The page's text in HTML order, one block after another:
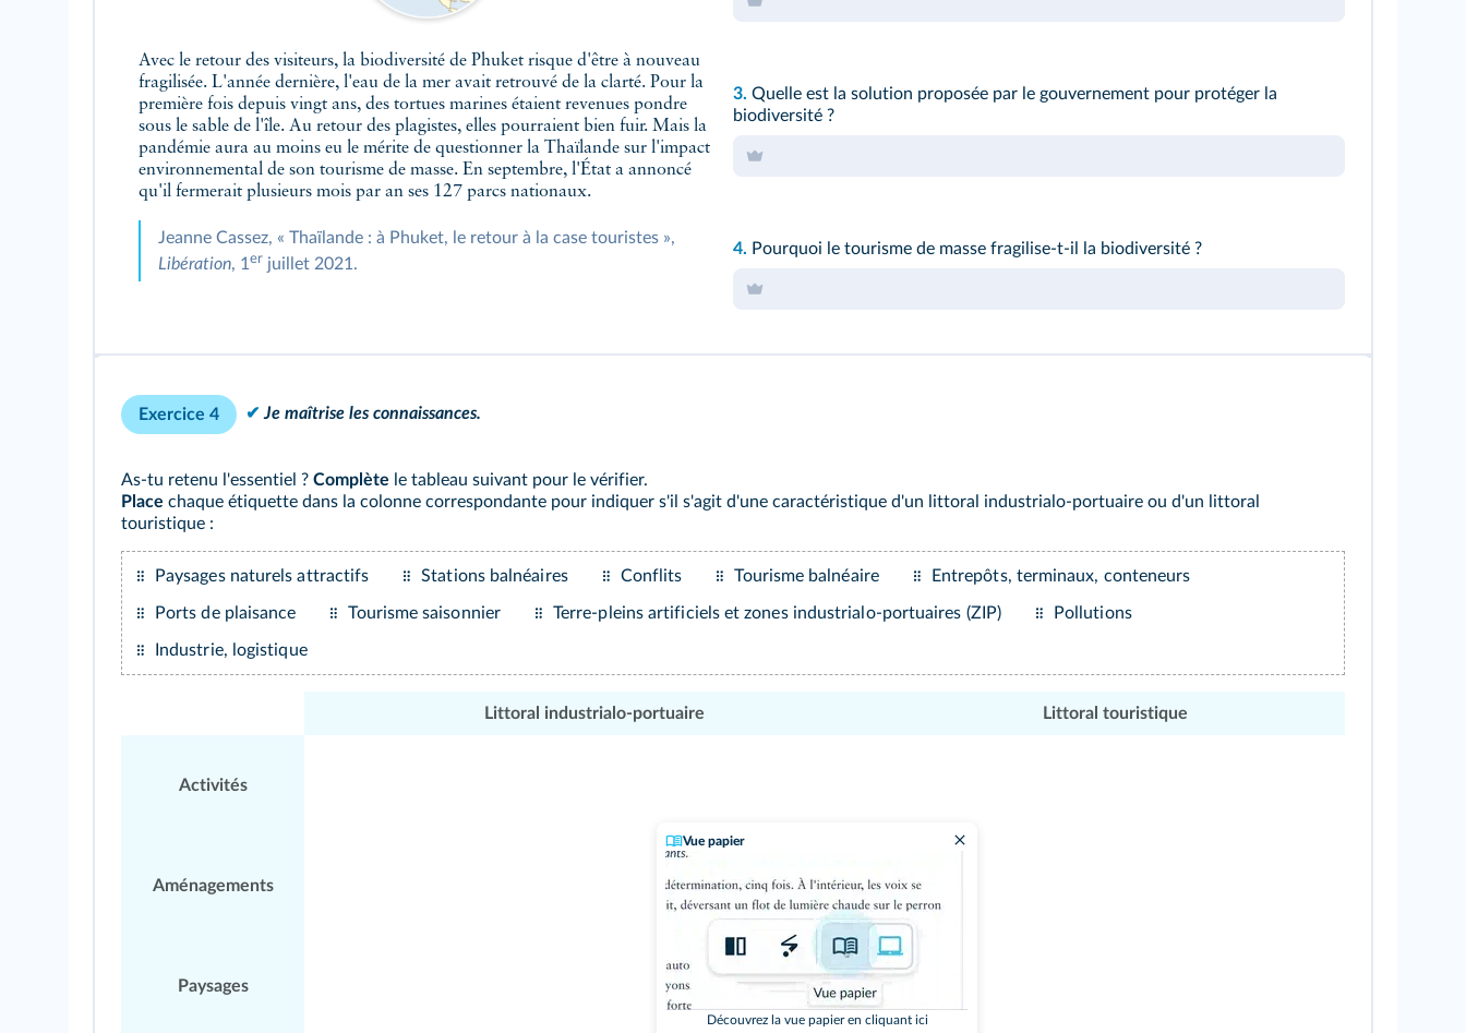
Vue papier
Découvrez la vue papier en cliquant ici
Avec le retour des visiteurs, la biodiversité de Phuket risque d'être à nouveau
fragilisée. L'année dernière, l'eau de la mer avait retrouvé de la clarté. Pour la
première fois depuis vingt ans, des tortues marines étaient revenues pondre
sous le sable de l'île. Au retour des plagistes, elles pourraient bien fuir. Mais la
pandémie aura au moins eu le mérite de questionner la Thaïlande sur l'impact
environnemental de son tourisme de masse. En septembre, l'État a annoncé
qu'il fermerait plusieurs mois par an ses 127 parcs nationaux.
Jeanne Cassez, « Thaïlande : à Phuket, le retour à la case touristes »,
Libération, 1er juillet 2021.
3. Quelle est la solution proposée par le gouvernement pour protéger la
biodiversité ?
4. Pourquoi le tourisme de masse fragilise‑t‑il la biodiversité ?
Exercice 4 ✔ Je maîtrise les connaissances.
As‑tu retenu l'essentiel ? Complète le tableau suivant pour le vérifier.
Place chaque étiquette dans la colonne correspondante pour indiquer s'il s'agit d'une caractéristique d'un littoral industrialo‑portuaire ou d'un littoral
touristique :
Paysages naturels attractifs Stations balnéaires Conflits Tourisme balnéaire Entrepôts, terminaux, conteneurs
Ports de plaisance Tourisme saisonnier Terre‑pleins artificiels et zones industrialo‑portuaires (ZIP) Pollutions
Industrie, logistique
Littoral industrialo‑portuaire Littoral touristique
Activités
Aménagements
Paysages